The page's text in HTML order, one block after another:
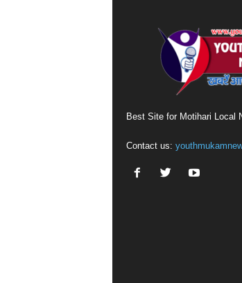
Best Site for Motihari Local
Contact us: